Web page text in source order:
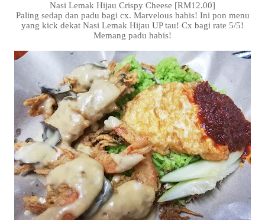
Nasi Lemak Hijau Crispy Cheese [RM12.00]
Paling sedap dan padu bagi cx. Marvelous habis! Ini pon menu
yang kick dekat Nasi Lemak Hijau UP tau! Cx bagi rate 5/5!
Memang padu habis!